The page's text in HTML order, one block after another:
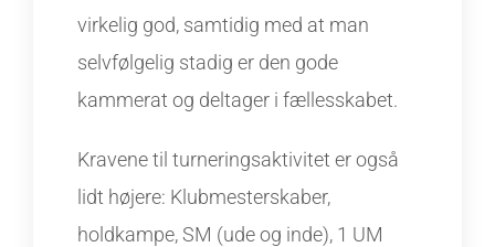
virkelig god, samtidig med at man
selvfølgelig stadig er den gode
kammerat og deltager i fællesskabet.
Kravene til turneringsaktivitet er også
lidt højere: Klubmesterskaber,
holdkampe, SM (ude og inde), 1 UM